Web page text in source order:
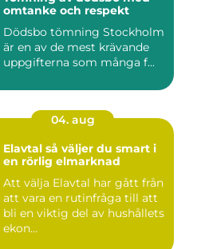
omtanke och respekt
Dödsbo tömning Stockholm
är en av de mest krävande
uppgifterna som många f...
04. aug
Elavtal så väljer du smart i
en rörlig elmarknad
Att välja Elavtal har gått från
att vara en rutinfråga till att
bli en viktig del av hushållets
ekon...